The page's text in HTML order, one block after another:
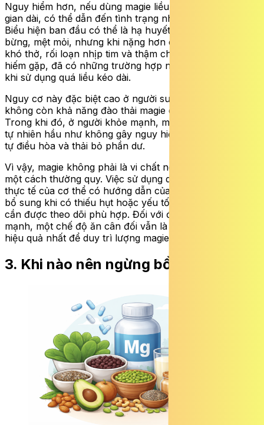
Nguy hiểm hơn, nếu dùng magie liều rất cao trong thời
gian dài, có thể dẫn đến tình trạng nhiễm độc magie.
Biểu hiện ban đầu có thể là hạ huyết áp, buồn nôn, đỏ
bừng, mệt mỏi, nhưng khi nặng hơn có thể gây yếu cơ,
khó thở, rối loạn nhịp tim và thậm chí ngừng tim. Dù
hiếm gặp, đã có những trường hợp nghiêm trọng xảy ra
khi sử dụng quá liều kéo dài.
Nguy cơ này đặc biệt cao ở người suy thận, vì thận
không còn khả năng đào thải magie dư thừa hiệu quả.
Trong khi đó, ở người khỏe mạnh, magie từ thực phẩm
tự nhiên hầu như không gây nguy hiểm vì cơ thể có thể
tự điều hòa và thải bỏ phần dư.
Vì vậy, magie không phải là vi chất nên bổ sung lâu dài
một cách thường quy. Việc sử dụng dựa trên nhu cầu
thực tế của cơ thể có hướng dẫn của nhân viên y tế, chỉ
bổ sung khi có thiếu hụt hoặc yếu tố nguy cơ rõ ràng và
cần được theo dõi phù hợp. Đối với đa số người khỏe
mạnh, một chế độ ăn cân đối vẫn là cách an toàn và
hiệu quả nhất để duy trì lượng magie cần thiết.
3. Khi nào nên ngừng bổ sung?